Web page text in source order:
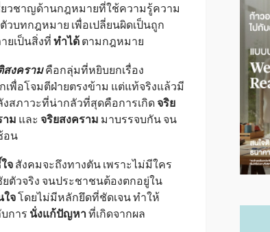
วชาญด้านกฎหมายที่ใช้ความรู้ความ
วบทกฎหมาย เพื่อเปลี่ยนผิดเป็นถูก
ยเป็นสิ่งที่ ทำได้ ตามกฎหมาย
สงครามคือกลุ่มที่หยิบยกเรื่อง
เพื่อโจมตีฝ่ายตรงข้าม แต่แท้จริงแล้วมี
งสภาวะที่น่ากลัวที่สุดคือการเกิดจริย
าม และ จริยสงคราม มาบรรจบกัน จน
อน
จ สังคมจะถึงทางตัน เพราะไม่มีใคร
ตัวจริง จนประชาชนต้องตกอยู่ใน
ใจโดยไม่มีหลักยึดที่ชัดเจน ทำให้
การ นั่งแก้ปัญหาที่เกิดจากผล